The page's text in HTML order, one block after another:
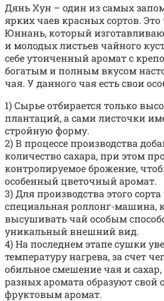
Дянь Хун – один из самых
ярких чаев красных сортов.
Юннань, который
и молодых листьев чайного
себе утонченный аромат с
богатым и полным вкусом
чая. У данного чая есть свои
1) Сырье отбирается только
плантаций, а сами листочки
стройную форму.
2) В процессе производства
количество сахара, при этом
контролируемое брожение,
особенный цветочный аромат.
3) Для производства этого
специальная роллонг-машина,
высушивать чай особым
уникальный внешний вид.
4) На последнем этапе сушки
температуру нагрева, за счет
обильное смешение чая и сахар,
разных аромата образуют свой
фруктовым аромат.